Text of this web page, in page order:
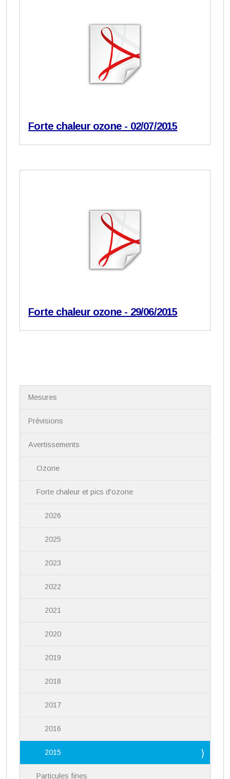
Forte chaleur ozone - 02/07/2015
Forte chaleur ozone - 29/06/2015
Mesures
Prévisions
Avertissements
Ozone
Forte chaleur et pics d'ozone
2026
2025
2023
2022
2021
2020
2019
2018
2017
2016
2015
Particules fines